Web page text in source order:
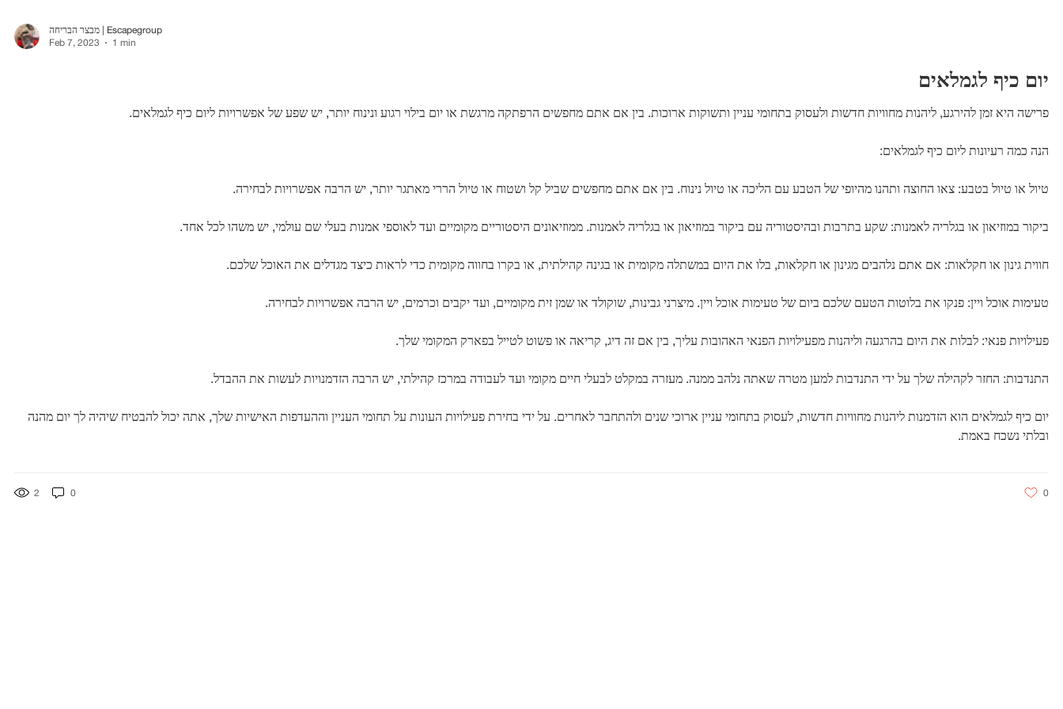
מבצר הבריחה | Escapegroup
Feb 7, 2023
1 min
יום כיף לגמלאים
פרישה היא זמן להירגע, ליהנות מחוויות חדשות ולעסוק בתחומי עניין ותשוקות ארוכות. בין אם אתם מחפשים הרפתקה מרגשת או יום בילוי רגוע ונינוח יותר, יש שפע של אפשרויות ליום כיף לגמלאים.
הנה כמה רעיונות ליום כיף לגמלאים:
טיול או טיול בטבע: צאו החוצה ותהנו מהיופי של הטבע עם הליכה או טיול נינוח. בין אם אתם מחפשים שביל קל ושטוח או טיול הררי מאתגר יותר, יש הרבה אפשרויות לבחירה.
ביקור במוזיאון או בגלריה לאמנות: שקע בתרבות ובהיסטוריה עם ביקור במוזיאון או בגלריה לאמנות. ממוזיאונים היסטוריים מקומיים ועד לאוספי אמנות בעלי שם עולמי, יש משהו לכל אחד.
חווית גינון או חקלאות: אם אתם נלהבים מגינון או חקלאות, בלו את היום במשתלה מקומית או בגינה קהילתית, או בקרו בחווה מקומית כדי לראות כיצד מגדלים את האוכל שלכם.
טעימות אוכל ויין: פנקו את בלוטות הטעם שלכם ביום של טעימות אוכל ויין. מיצרני גבינות, שוקולד או שמן זית מקומיים, ועד יקבים וכרמים, יש הרבה אפשרויות לבחירה.
פעילויות פנאי: לבלות את היום בהרגעה וליהנות מפעילויות הפנאי האהובות עליך, בין אם זה דיג, קריאה או פשוט לטייל בפארק המקומי שלך.
התנדבות: החזר לקהילה שלך על ידי התנדבות למען מטרה שאתה נלהב ממנה. מעזרה במקלט לבעלי חיים מקומי ועד לעבודה במרכז קהילתי, יש הרבה הזדמנויות לעשות את ההבדל.
יום כיף לגמלאים הוא הזדמנות ליהנות מחוויות חדשות, לעסוק בתחומי עניין ארוכי שנים ולהתחבר לאחרים. על ידי בחירת פעילויות העונות על תחומי העניין וההעדפות האישיות שלך, אתה יכול להבטיח שיהיה לך יום מהנה
ובלתי נשכח באמת.
2 0 0